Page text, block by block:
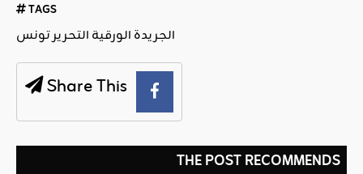
TAGS
الجريدة الورقية التحرير تونس
Share This
THE POST RECOMMENDS